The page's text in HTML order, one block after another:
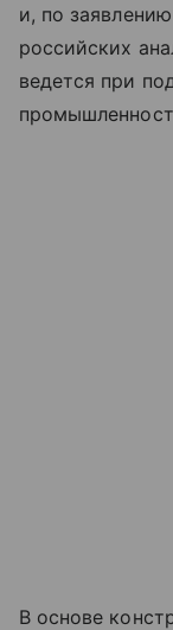
и, по
российских
ведется при
В основе